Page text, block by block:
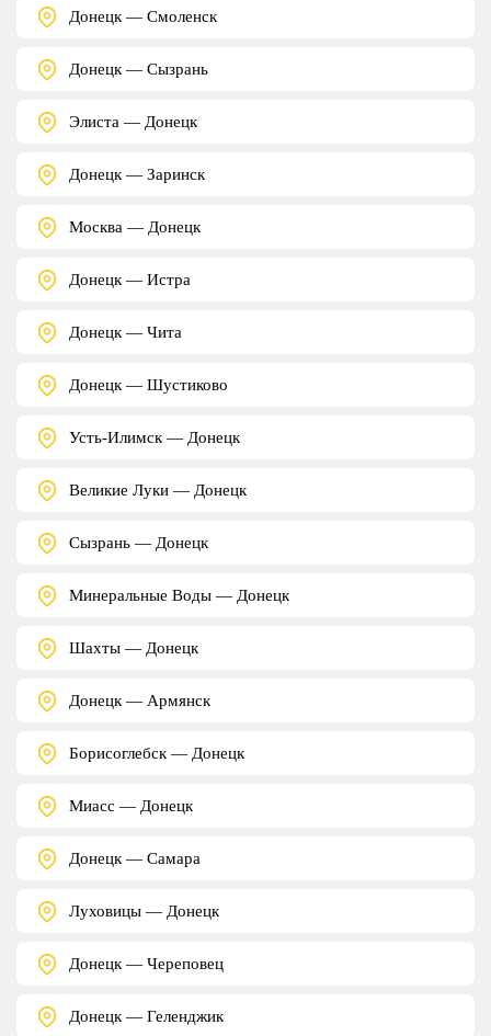
Донецк — Смоленск
Донецк — Сызрань
Элиста — Донецк
Донецк — Заринск
Москва — Донецк
Донецк — Истра
Донецк — Чита
Донецк — Шустиково
Усть-Илимск — Донецк
Великие Луки — Донецк
Сызрань — Донецк
Минеральные Воды — Донецк
Шахты — Донецк
Донецк — Армянск
Борисоглебск — Донецк
Миасс — Донецк
Донецк — Самара
Луховицы — Донецк
Донецк — Череповец
Донецк — Геленджик